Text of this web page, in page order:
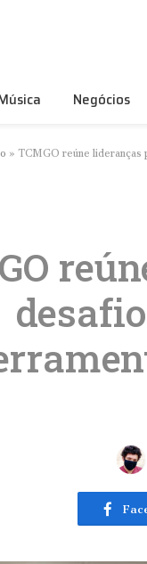
Negócios
» TCMGO reúne lideranças